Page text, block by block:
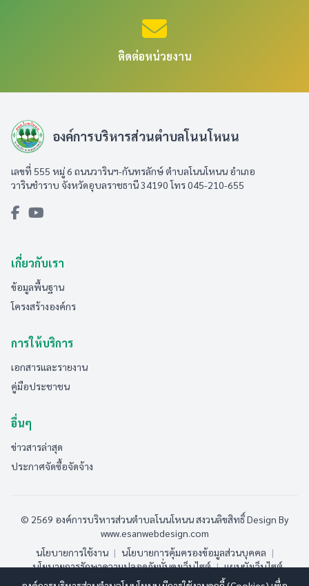
ติดต่อหน่วยงาน
องค์การบริหารส่วนตำบลโนนโหนน
เลขที่ 555 หมู่ 6 ถนนวารินฯ-กันทรลักษ์ ตำบลโนนโหนน อำเภอ
วารินชำราบ จังหวัดอุบลราชธานี 34190 โทร 045-210-655
เกี่ยวกับเรา
ข้อมูลพื้นฐาน
โครงสร้างองค์กร
การให้บริการ
เอกสารและรายงาน
คู่มือประชาชน
อื่นๆ
ข่าวสารล่าสุด
ประกาศจัดซื้อจัดจ้าง
© 2569 องค์การบริหารส่วนตำบลโนนโหนน สงวนลิขสิทธิ์Design By
www.esanwebdesign.com
นโยบายการใช้งาน | นโยบายการคุ้มครองข้อมูลส่วนบุคคล |
นโยบายการรักษาความปลอดภัยมั่นคงเว็บไซต์ | แผนผังเว็บไซต์